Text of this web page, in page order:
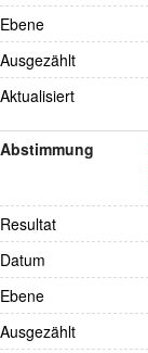
Ebene
Ausgezählt
Aktualisiert
Abstimmung
Resultat
Datum
Ebene
Ausgezählt